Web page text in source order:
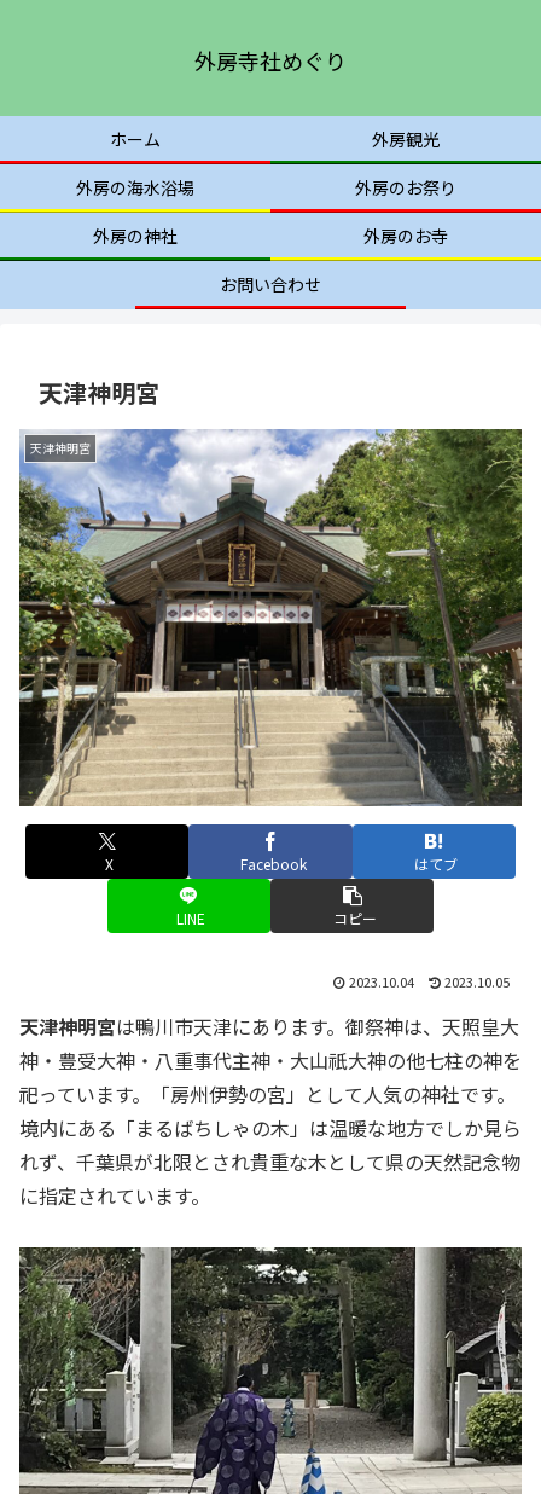
外房寺社めぐり
ホーム
外房観光
外房の海水浴場
外房のお祭り
外房の神社
外房のお寺
お問い合わせ
天津神明宮
天津神明宮
X Facebook はてブ
LINE コピー
2023.10.04 2023.10.05
天津神明宮は鴨川市天津にあります。御祭神は、天照皇大
神・豊受大神・八重事代主神・大山祇大神の他七柱の神を
祀っています。「房州伊勢の宮」として人気の神社です。
境内にある「まるばちしゃの木」は温暖な地方でしか見ら
れず、千葉県が北限とされ貴重な木として県の天然記念物
に指定されています。